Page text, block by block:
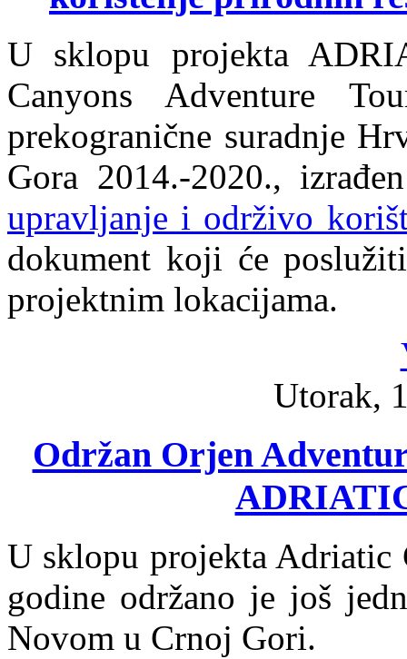
U sklopu projekta
Canyons Adventure
prekogranične suradnje
Gora 2014.-2020.,
upravljanje i održivo
dokument koji će
projektnim lokacijama.
Utorak,
Održan Orjen
U sklopu projekta Adriatic
godine održano je još
Novom u Crnoj Gori.